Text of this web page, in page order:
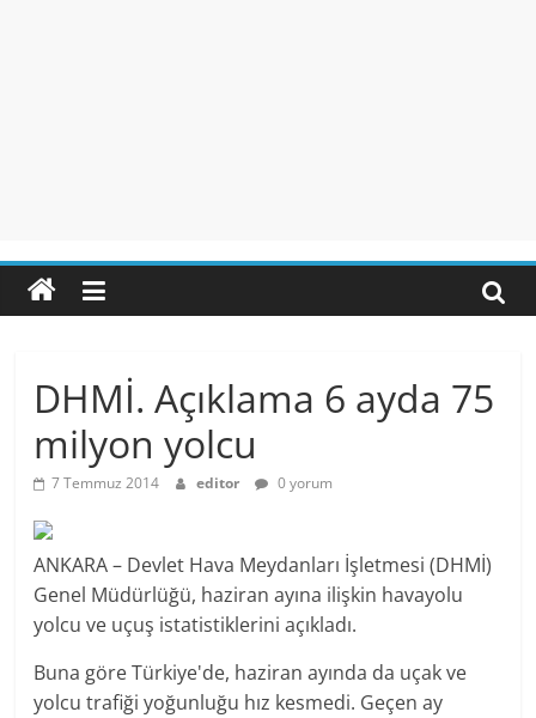
DHMİ. Açıklama 6 ayda 75
milyon yolcu
7 Temmuz 2014 editor 0 yorum
ANKARA – Devlet Hava Meydanları İşletmesi (DHMİ)
Genel Müdürlüğü, haziran ayına ilişkin havayolu
yolcu ve uçuş istatistiklerini açıkladı.
Buna göre Türkiye'de, haziran ayında da uçak ve
yolcu trafiği yoğunluğu hız kesmedi. Geçen ay